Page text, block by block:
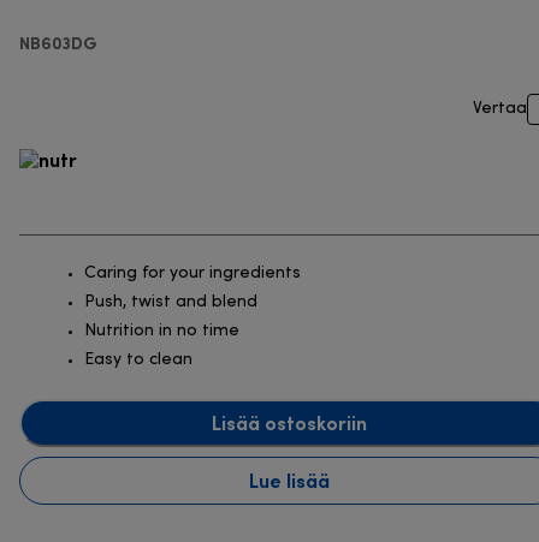
NB603DG
Vertaa
Caring for your ingredients
Push, twist and blend
Nutrition in no time
Easy to clean
Lisää ostoskoriin
Lue lisää